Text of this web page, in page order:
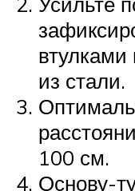
втулками
из стали.
100 см.
Основу-